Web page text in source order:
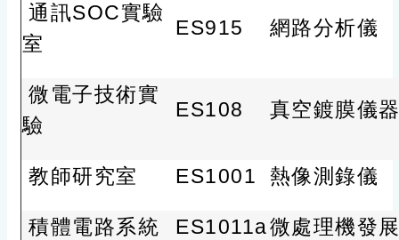
通訊SOC實驗
室
ES915 網路分析儀
微電子技術實
驗
ES108 真空鍍膜儀
教師研究室 ES1001 熱像測錄儀
積體電路系統 ES1011a微處理機發